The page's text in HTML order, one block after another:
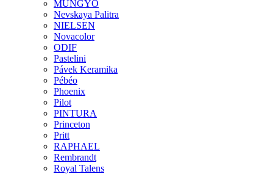
MUNGYO
Nevskaya Palitra
NIELSEN
Novacolor
ODIF
Pastelini
Pávek Keramika
Pébéo
Phoenix
Pilot
PINTURA
Princeton
Pritt
RAPHAEL
Rembrandt
Royal Talens